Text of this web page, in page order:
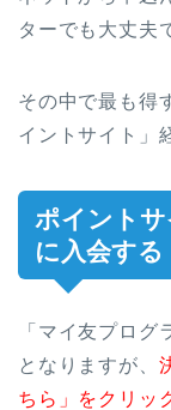
ターでも大丈夫
その中で最も得
イントサイト」
ポイント
に入会する
「マイ友プロ
となりますが、
ちら」をクリッ